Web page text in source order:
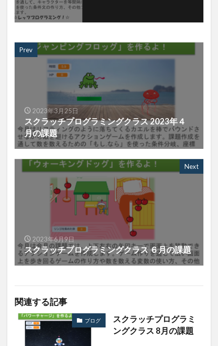
Prev
2023年3月25日
スクラッチプログラミングクラス 2023年４
月の課題
Next
2023年6月9日
スクラッチプログラミングクラス ６月の課題
関連する記事
ブログ
スクラッチプログラミ
ングクラス 8月の課題